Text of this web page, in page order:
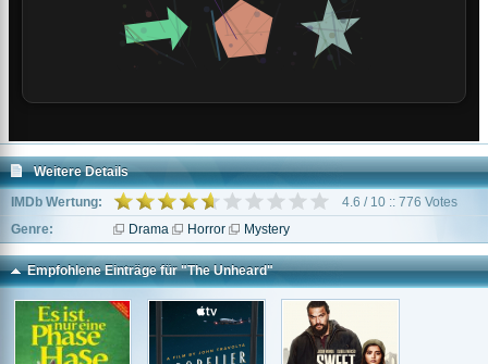
Weitere Details
IMDb Wertung:
4.6 / 10 :: 776 Votes
Genre:
Drama Horror Mystery
Empfohlene Einträge für "The Unheard"